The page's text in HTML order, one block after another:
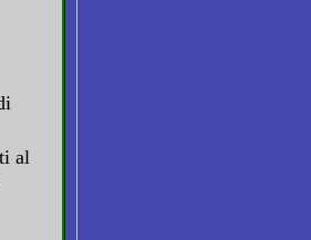
al